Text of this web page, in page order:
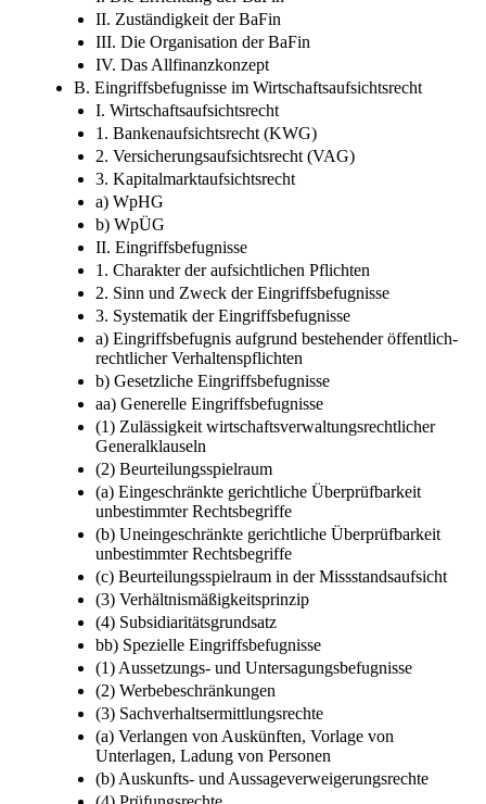
A. Die Bundesanstalt für Finanzdienstleistungsaufsicht
I. Die Errichtung der BaFin
II. Zuständigkeit der BaFin
III. Die Organisation der BaFin
IV. Das Allfinanzkonzept
B. Eingriffsbefugnisse im Wirtschaftsaufsichtsrecht
I. Wirtschaftsaufsichtsrecht
1. Bankenaufsichtsrecht (KWG)
2. Versicherungsaufsichtsrecht (VAG)
3. Kapitalmarktaufsichtsrecht
a) WpHG
b) WpÜG
II. Eingriffsbefugnisse
1. Charakter der aufsichtlichen Pflichten
2. Sinn und Zweck der Eingriffsbefugnisse
3. Systematik der Eingriffsbefugnisse
a) Eingriffsbefugnis aufgrund bestehender öffentlich-
rechtlicher Verhaltenspflichten
b) Gesetzliche Eingriffsbefugnisse
aa) Generelle Eingriffsbefugnisse
(1) Zulässigkeit wirtschaftsverwaltungsrechtlicher
Generalklauseln
(2) Beurteilungsspielraum
(a) Eingeschränkte gerichtliche Überprüfbarkeit
unbestimmter Rechtsbegriffe
(b) Uneingeschränkte gerichtliche Überprüfbarkeit
unbestimmter Rechtsbegriffe
(c) Beurteilungsspielraum in der Missstandsaufsicht
(3) Verhältnismäßigkeitsprinzip
(4) Subsidiaritätsgrundsatz
bb) Spezielle Eingriffsbefugnisse
(1) Aussetzungs- und Untersagungsbefugnisse
(2) Werbebeschränkungen
(3) Sachverhaltsermittlungsrechte
(a) Verlangen von Auskünften, Vorlage von
Unterlagen, Ladung von Personen